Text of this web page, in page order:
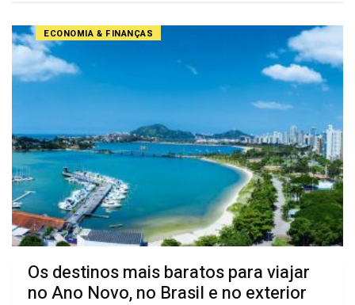
ECONOMIA & FINANÇAS
Os destinos mais baratos para viajar
no Ano Novo, no Brasil e no exterior